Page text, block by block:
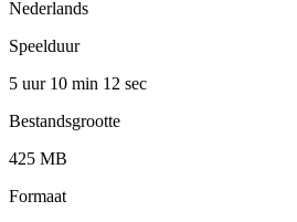
Nederlands
Speelduur
5 uur 10 min 12 sec
Bestandsgrootte
425 MB
Formaat